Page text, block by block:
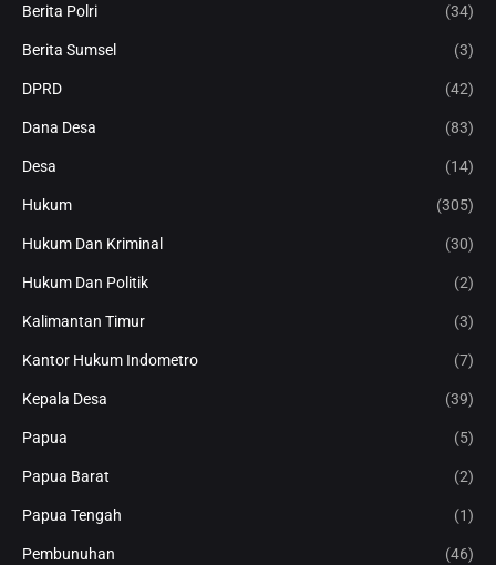
Berita Polri (34)
Berita Sumsel (3)
DPRD (42)
Dana Desa (83)
Desa (14)
Hukum (305)
Hukum Dan Kriminal (30)
Hukum Dan Politik (2)
Kalimantan Timur (3)
Kantor Hukum Indometro (7)
Kepala Desa (39)
Papua (5)
Papua Barat (2)
Papua Tengah (1)
Pembunuhan (46)